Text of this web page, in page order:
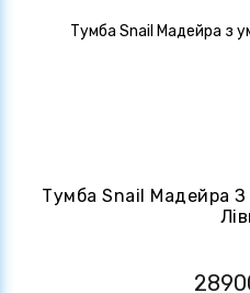
Тумба Snail Мадейра